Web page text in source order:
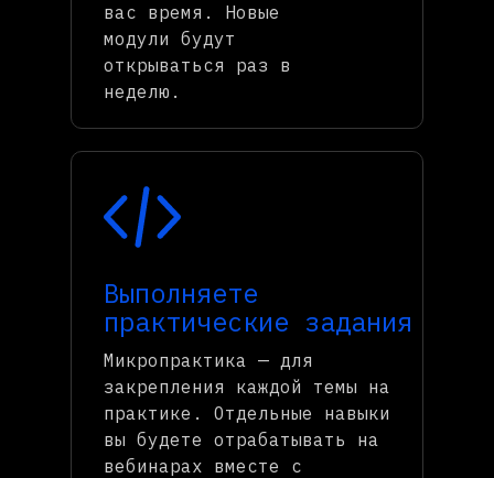
вас время. Новые
модули будут
открываться раз в
неделю.
Выполняете
практические задания
Микропрактика — для
закрепления каждой темы на
практике. Отдельные навыки
вы будете отрабатывать на
вебинарах вместе с